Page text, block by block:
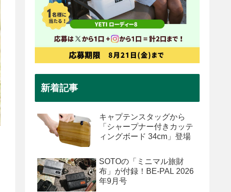
新着記事
キャプテンスタッグから
「シャープナー付きカッテ
ィングボード 34cm」登場
SOTOの「ミニマル旅財
布」が付録！BE-PAL 2026
年9月号